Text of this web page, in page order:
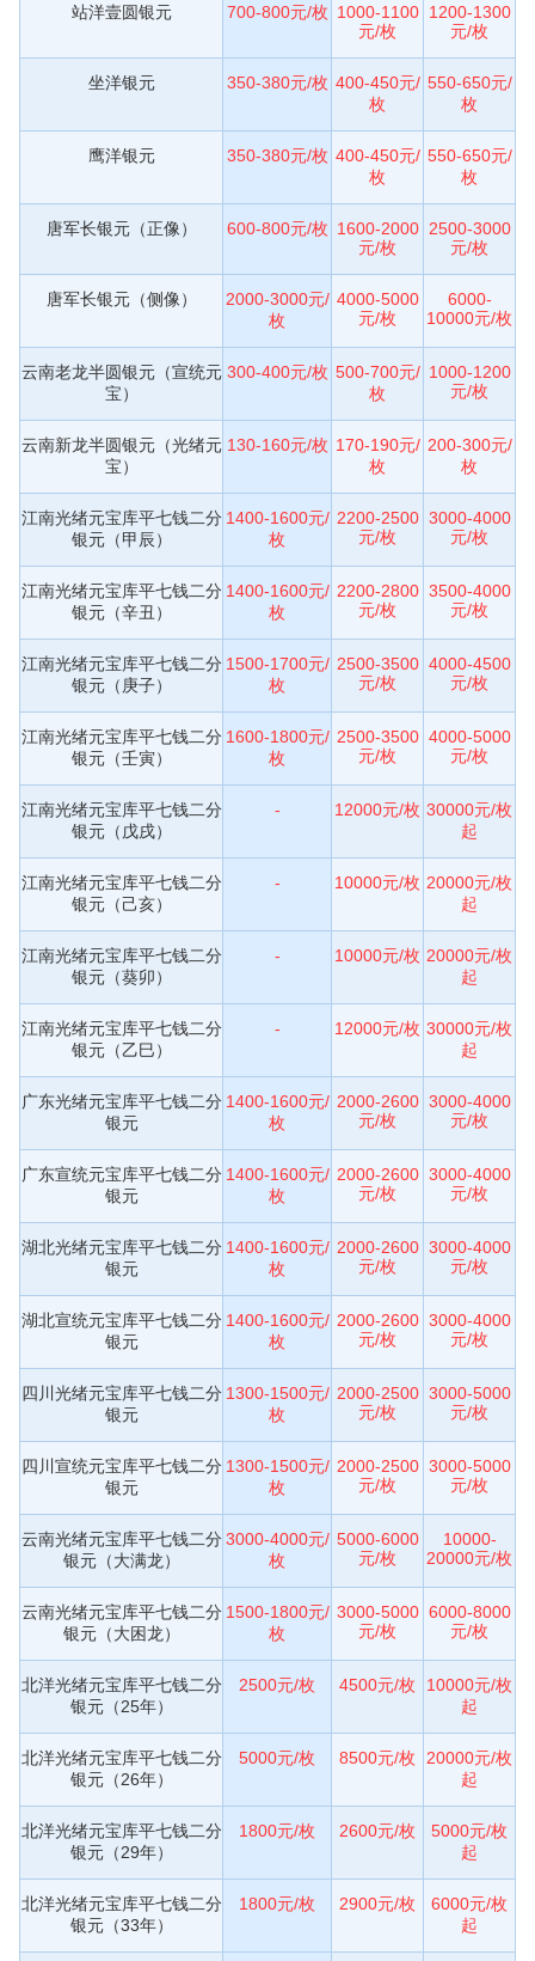
站洋壹圆银元 700-800元/枚 1000-1100
元/枚
1200-1300
元/枚
坐洋银元 350-380元/枚 400-450元/
枚
550-650元/
枚
鹰洋银元 350-380元/枚 400-450元/
枚
550-650元/
枚
唐军长银元（正像） 600-800元/枚 1600-2000
元/枚
2500-3000
元/枚
唐军长银元（侧像）
2000-3000元/
枚
4000-5000
元/枚
6000-
10000元/枚
云南老龙半圆银元（宣统元
宝）
300-400元/枚 500-700元/
枚
1000-1200
元/枚
云南新龙半圆银元（光绪元
宝）
130-160元/枚 170-190元/
枚
200-300元/
枚
江南光绪元宝库平七钱二分
银元（甲辰）
1400-1600元/
枚
2200-2500
元/枚
3000-4000
元/枚
江南光绪元宝库平七钱二分
银元（辛丑）
1400-1600元/
枚
2200-2800
元/枚
3500-4000
元/枚
江南光绪元宝库平七钱二分
银元（庚子）
1500-1700元/
枚
2500-3500
元/枚
4000-4500
元/枚
江南光绪元宝库平七钱二分
银元（壬寅）
1600-1800元/
枚
2500-3500
元/枚
4000-5000
元/枚
江南光绪元宝库平七钱二分
银元（戊戌）
- 12000元/枚 30000元/枚
起
江南光绪元宝库平七钱二分
银元（己亥）
- 10000元/枚 20000元/枚
起
江南光绪元宝库平七钱二分
银元（葵卯）
- 10000元/枚 20000元/枚
起
江南光绪元宝库平七钱二分
银元（乙巳）
- 12000元/枚 30000元/枚
起
广东光绪元宝库平七钱二分
银元
1400-1600元/
枚
2000-2600
元/枚
3000-4000
元/枚
广东宣统元宝库平七钱二分
银元
1400-1600元/
枚
2000-2600
元/枚
3000-4000
元/枚
湖北光绪元宝库平七钱二分
银元
1400-1600元/
枚
2000-2600
元/枚
3000-4000
元/枚
湖北宣统元宝库平七钱二分
银元
1400-1600元/
枚
2000-2600
元/枚
3000-4000
元/枚
四川光绪元宝库平七钱二分
银元
1300-1500元/
枚
2000-2500
元/枚
3000-5000
元/枚
四川宣统元宝库平七钱二分
银元
1300-1500元/
枚
2000-2500
元/枚
3000-5000
元/枚
云南光绪元宝库平七钱二分
银元（大满龙）
3000-4000元/
枚
5000-6000
元/枚
10000-
20000元/枚
云南光绪元宝库平七钱二分
银元（大困龙）
1500-1800元/
枚
3000-5000
元/枚
6000-8000
元/枚
北洋光绪元宝库平七钱二分
银元（25年）
2500元/枚 4500元/枚
10000元/枚
起
北洋光绪元宝库平七钱二分
银元（26年）
5000元/枚 8500元/枚
20000元/枚
起
北洋光绪元宝库平七钱二分
银元（29年）
1800元/枚 2600元/枚
5000元/枚
起
北洋光绪元宝库平七钱二分
银元（33年）
1800元/枚 2900元/枚
6000元/枚
起